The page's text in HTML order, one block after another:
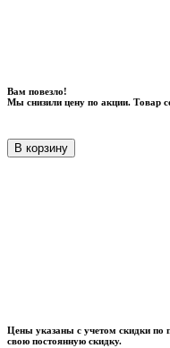
Вам повезло!
Мы снизили цену по акции. Товар
В корзину
Цены указаны с учетом скидки по
свою постоянную скидку.